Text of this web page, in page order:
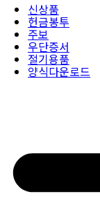
신상품
헌금봉투
주보
우단증서
절기용품
양식다운로드